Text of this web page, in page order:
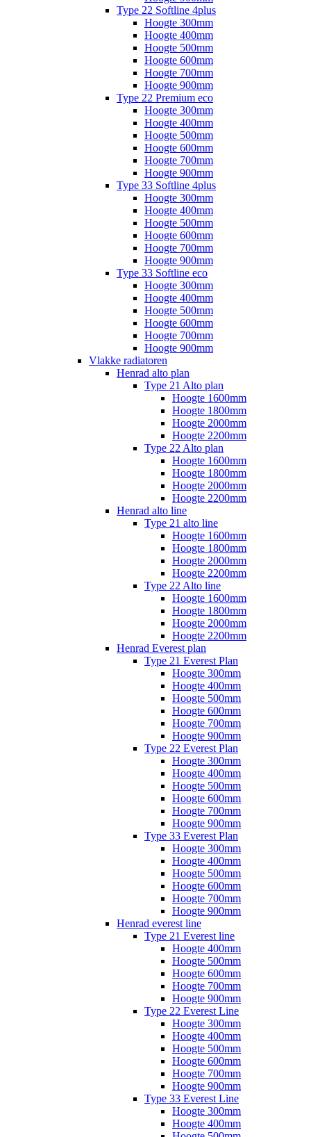
Type 22 Softline 4plus
Hoogte 300mm
Hoogte 400mm
Hoogte 500mm
Hoogte 600mm
Hoogte 700mm
Hoogte 900mm
Type 22 Premium eco
Hoogte 300mm
Hoogte 400mm
Hoogte 500mm
Hoogte 600mm
Hoogte 700mm
Hoogte 900mm
Type 33 Softline 4plus
Hoogte 300mm
Hoogte 400mm
Hoogte 500mm
Hoogte 600mm
Hoogte 700mm
Hoogte 900mm
Type 33 Softline eco
Hoogte 300mm
Hoogte 400mm
Hoogte 500mm
Hoogte 600mm
Hoogte 700mm
Hoogte 900mm
Vlakke radiatoren
Henrad alto plan
Type 21 Alto plan
Hoogte 1600mm
Hoogte 1800mm
Hoogte 2000mm
Hoogte 2200mm
Type 22 Alto plan
Hoogte 1600mm
Hoogte 1800mm
Hoogte 2000mm
Hoogte 2200mm
Henrad alto line
Type 21 alto line
Hoogte 1600mm
Hoogte 1800mm
Hoogte 2000mm
Hoogte 2200mm
Type 22 Alto line
Hoogte 1600mm
Hoogte 1800mm
Hoogte 2000mm
Hoogte 2200mm
Henrad Everest plan
Type 21 Everest Plan
Hoogte 300mm
Hoogte 400mm
Hoogte 500mm
Hoogte 600mm
Hoogte 700mm
Hoogte 900mm
Type 22 Everest Plan
Hoogte 300mm
Hoogte 400mm
Hoogte 500mm
Hoogte 600mm
Hoogte 700mm
Hoogte 900mm
Type 33 Everest Plan
Hoogte 300mm
Hoogte 400mm
Hoogte 500mm
Hoogte 600mm
Hoogte 700mm
Hoogte 900mm
Henrad everest line
Type 21 Everest line
Hoogte 400mm
Hoogte 500mm
Hoogte 600mm
Hoogte 700mm
Hoogte 900mm
Type 22 Everest Line
Hoogte 300mm
Hoogte 400mm
Hoogte 500mm
Hoogte 600mm
Hoogte 700mm
Hoogte 900mm
Type 33 Everest Line
Hoogte 300mm
Hoogte 400mm